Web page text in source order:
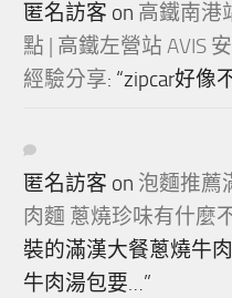
匿名訪客 on 高鐵南港
點 | 高鐵左營站 AVIS
經驗分享: “zipcar好像
匿名訪客 on 泡麵推薦
肉麵 蔥燒珍味有什麼
裝的滿漢大餐蔥燒牛
牛肉湯包要…”